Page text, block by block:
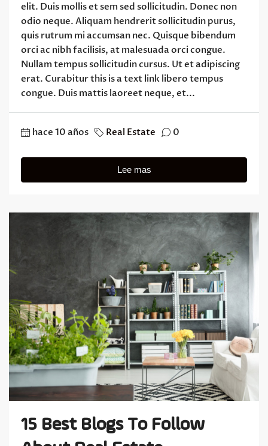
elit. Duis mollis et sem sed sollicitudin. Donec non
odio neque. Aliquam hendrerit sollicitudin purus,
quis rutrum mi accumsan nec. Quisque bibendum
orci ac nibh facilisis, at malesuada orci congue.
Nullam tempus sollicitudin cursus. Ut et adipiscing
erat. Curabitur this is a text link libero tempus
congue. Duis mattis laoreet neque, et...
hace 10 años Real Estate 0
Lee mas
15 Best Blogs To Follow